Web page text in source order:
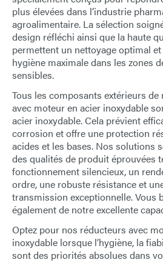
Ouvrir le chat
Nom de l'entreprise
E-Mail
Adresse
Message
plus élevées dans l’industrie
agroalimentaire. La sélection
design réfléchi ainsi que la haute
permettent un nettoyage optimal
hygiène maximale dans les zones
sensibles.
Tous les composants extérieurs de
avec moteur en acier inoxydable
acier inoxydable. Cela prévient
corrosion et offre une protection
acides et les bases. Nos solutions
des qualités de produit éprouvées
fonctionnement silencieux, un
ordre, une robuste résistance et
transmission exceptionnelle. Vous
également de notre excellente
Optez pour nos réducteurs avec
inoxydable lorsque l’hygiène, la
sont des priorités absolues dans